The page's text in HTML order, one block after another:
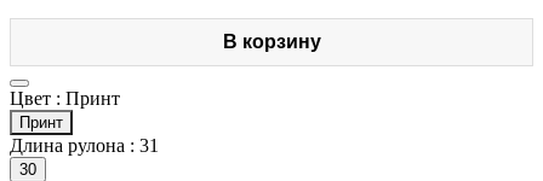
В корзину
Цвет : Принт
Принт
Длина рулона : 31
30